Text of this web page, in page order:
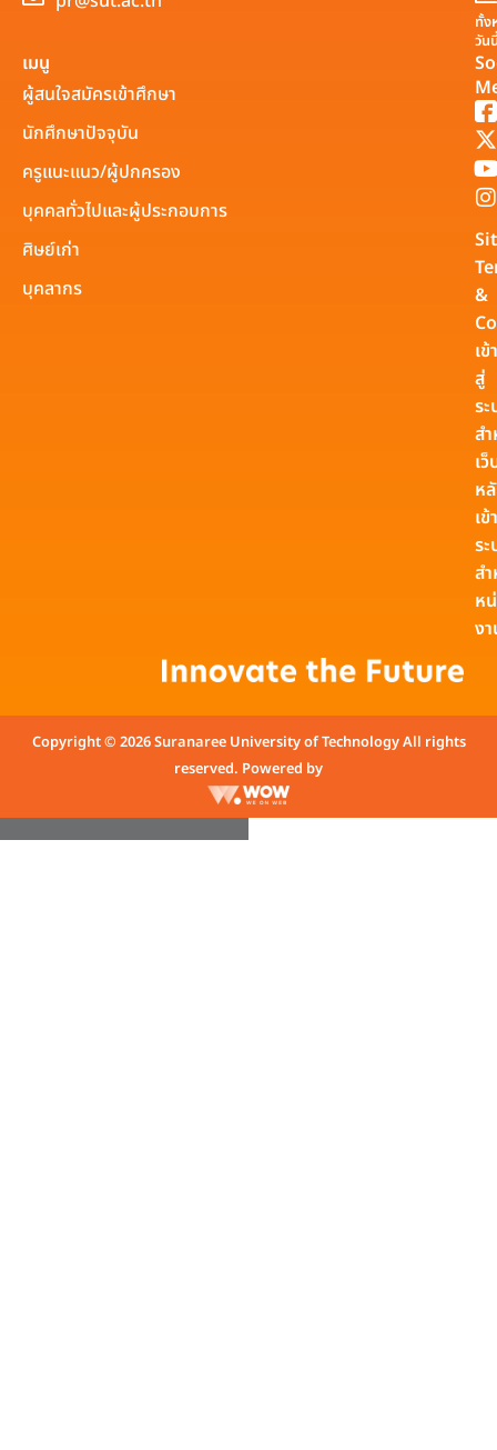
ทั้ง
วัน
เมนู
ผู้สนใจสมัครเข้าศึกษา
นักศึกษาปัจจุบัน
ครูแนะแนว/ผู้ปกครอง
บุคคลทั่วไปและผู้ประกอบการ
ศิษย์เก่า
บุคลากร
&
เข้า
สู่
ร
ส
เ
ห
เข้
ร
ส
ห
ง
Copyright © 2026 Suranaree University of Technology All rights
reserved. Powered by